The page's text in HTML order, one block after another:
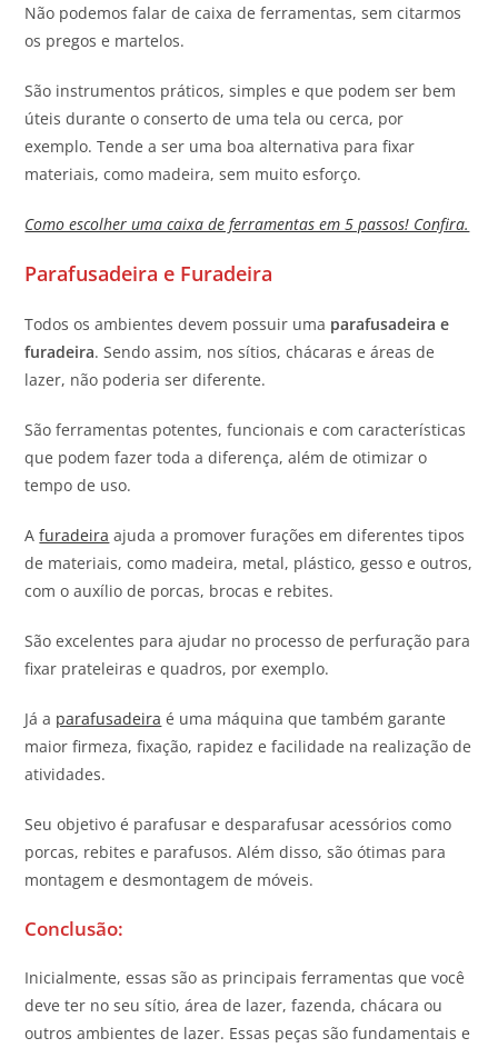
Não podemos falar de caixa de ferramentas, sem citarmos
os pregos e martelos.
São instrumentos práticos, simples e que podem ser bem
úteis durante o conserto de uma tela ou cerca, por
exemplo. Tende a ser uma boa alternativa para fixar
materiais, como madeira, sem muito esforço.
Como escolher uma caixa de ferramentas em 5 passos! Confira.
Parafusadeira e Furadeira
Todos os ambientes devem possuir uma parafusadeira e
furadeira. Sendo assim, nos sítios, chácaras e áreas de
lazer, não poderia ser diferente.
São ferramentas potentes, funcionais e com características
que podem fazer toda a diferença, além de otimizar o
tempo de uso.
Afuradeira ajuda a promover furações em diferentes tipos
de materiais, como madeira, metal, plástico, gesso e outros,
com o auxílio de porcas, brocas e rebites.
São excelentes para ajudar no processo de perfuração para
fixar prateleiras e quadros, por exemplo.
Já a parafusadeira é uma máquina que também garante
maior firmeza, fixação, rapidez e facilidade na realização de
atividades.
Seu objetivo é parafusar e desparafusar acessórios como
porcas, rebites e parafusos. Além disso, são ótimas para
montagem e desmontagem de móveis.
Conclusão:
Inicialmente, essas são as principais ferramentas que você
deve ter no seu sítio, área de lazer, fazenda, chácara ou
outros ambientes de lazer. Essas peças são fundamentais e